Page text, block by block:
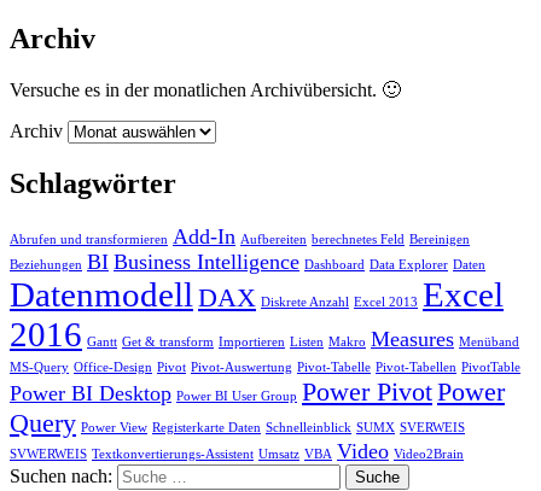
Archiv
Versuche es in der monatlichen Archivübersicht. 🙂
Archiv
Schlagwörter
Abrufen und transformieren Add-In Aufbereiten berechnetes Feld Bereinigen
Beziehungen BI Business Intelligence Dashboard Data Explorer Daten
Datenmodell DAX Diskrete Anzahl Excel 2013 Excel
2016 Gantt Get & transform Importieren Listen Makro Measures Menüband
MS-Query Office-Design Pivot Pivot-Auswertung Pivot-Tabelle Pivot-Tabellen PivotTable
Power BI Desktop Power BI User Group Power PivotPower
Query Power View Registerkarte Daten Schnelleinblick SUMX SVERWEIS
SVWERWEIS Textkonvertierungs-Assistent Umsatz VBA Video Video2Brain
Suchen nach: